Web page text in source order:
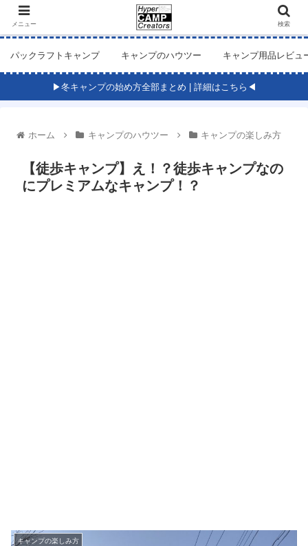
パックラフトキャンプ キャンプのハウツー キャンプ用品レビュ
▶冬キャンプの始め方全部まとめ | 詳細はこちら◀
ホーム キャンプのハウツー キャンプの楽しみ方
【徒歩キャンプ】え！？徒歩キャンプなの
にプレミアムなキャンプ！？
キャンプの楽しみ方
メニュー 検索